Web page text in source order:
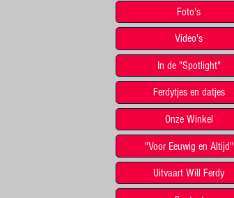
Foto's
Video's
In de "Spotlight"
Ferdytjes en datjes
Onze Winkel
"Voor Eeuwig en Altijd"
Uitvaart Will Ferdy